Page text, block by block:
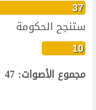
37
ستنجح الحكومة
10
مجموع الأصوات: 47